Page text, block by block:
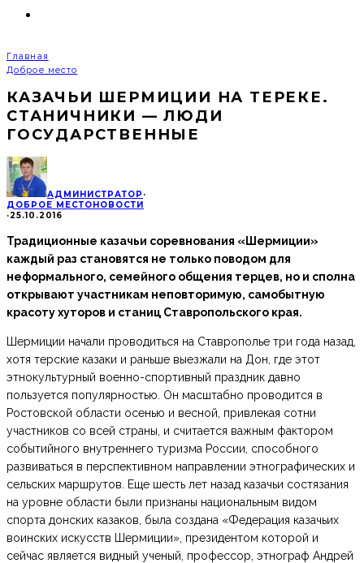
Главная
Доброе место
КАЗАЧЬИ ШЕРМИЦИИ НА ТЕРЕКЕ.
СТАНИЧНИКИ — ЛЮДИ
ГОСУДАРСТВЕННЫЕ
АДМИНИСТРАТОР ·
ДОБРОЕ МЕСТО НОВОСТИ
·25.10.2016
Традиционные казачьи соревнования «Шермиции»
каждый раз становятся не только поводом для
неформального, семейного общения терцев, но и сполна
открывают участникам неповторимую, самобытную
красоту хуторов и станиц Ставропольского края.
Шермиции начали проводиться на Ставрополье три года назад,
хотя терские казаки и раньше выезжали на Дон, где этот
этнокультурный военно-спортивный праздник давно
пользуется популярностью. Он масштабно проводится в
Ростовской области осенью и весной, привлекая сотни
участников со всей страны, и считается важным фактором
событийного внутреннего туризма России, способного
развиваться в перспективном направлении этнографических и
сельских маршрутов. Еще шесть лет назад казачьи состязания
на уровне области были признаны национальным видом
спорта донских казаков, была создана «Федерация казачьих
воинских искусств Шермиции», президентом которой и
сейчас является видный ученый, профессор, этнограф Андрей